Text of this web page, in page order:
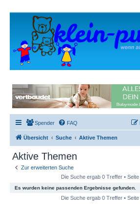
Spender FAQ
Übersicht Suche Aktive Themen
Aktive Themen
Zur erweiterten Suche
Die Suche ergab 0 Treffer • Seite
Es wurden keine passenden Ergebnisse gefunden.
Die Suche ergab 0 Treffer • Seite